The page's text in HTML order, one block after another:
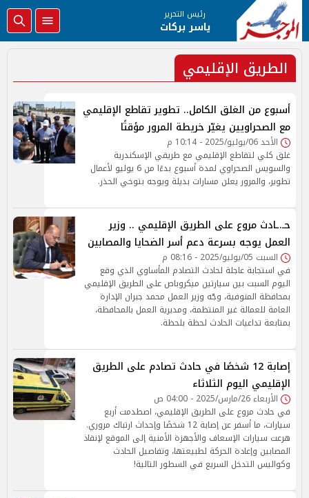
رئيس التحرير
ياسر بركات
الطريق الإقليمي
أسبوع من الغلق الكامل.. تطوير تقاطع الإقليمي
مع الصحراويين يغيّر خريطة المرور مؤقتًا
الأحد 06/يوليو/2025 - 10:14 م
غلق كلي لتقاطع الإقليمي مع طريقي الإسكندرية
والسويس الصحراوي لمدة أسبوع بدءًا من 6 يوليو لأعمال
تطوير، والمرور يعلن مسارات بديلة ويوجه بتوخي الحذر.
حـ.ـادث مروع على الطريق الإقليمي .. وزير
العمل يوجه بسرعة دعم أسر الضحايا والمصابين
السبت 05/يوليو/2025 - 08:16 م
في استجابة عاجلة لحادث التصادم المأساوي الذي وقع
اليوم السبت بين سيارتين ميكروباص على الطريق الإقليمي
بمحافظة المنوفية، وجّه وزير العمل محمد جبران الإدارة
العامة للعمالة غير المنتظمة، ومديرية العمل بالمحافظة،
بمتابعة تداعيات الحادث لحظة بلحظة.
إصابة 12 شخصًا في حادث تصادم على الطريق
الإقليمي اليوم الثلاثاء
الأربعاء 26/مارس/2025 - 04:00 ص
في حادث مروع على الطريق الإقليمي، اصطدمت أربع
سيارات، ما أسفر عن إصابة 12 شخصًا وإحداث ارتباك مروري.
هرعت سيارات الإسعاف والأجهزة الأمنية إلى الموقع لإنقاذ
المصابين وإعادة الحركة لطبيعتها، وتفاصيل الحادث
وكواليس التدخل السريع في السطور التالية!